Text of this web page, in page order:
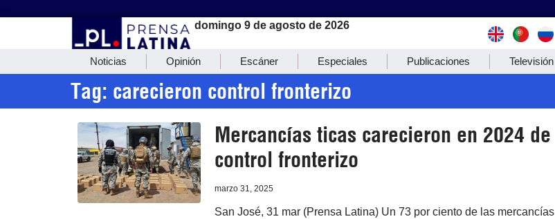
domingo 9 de agosto de 2026
Noticias Opinión Escáner Especiales Publicaciones Televisión
Tag: carecieron control fronterizo
Mercancías ticas carecieron en 2024 de
control fronterizo
marzo 31, 2025
San José, 31 mar (Prensa Latina) Un 73 por ciento de las mercancías